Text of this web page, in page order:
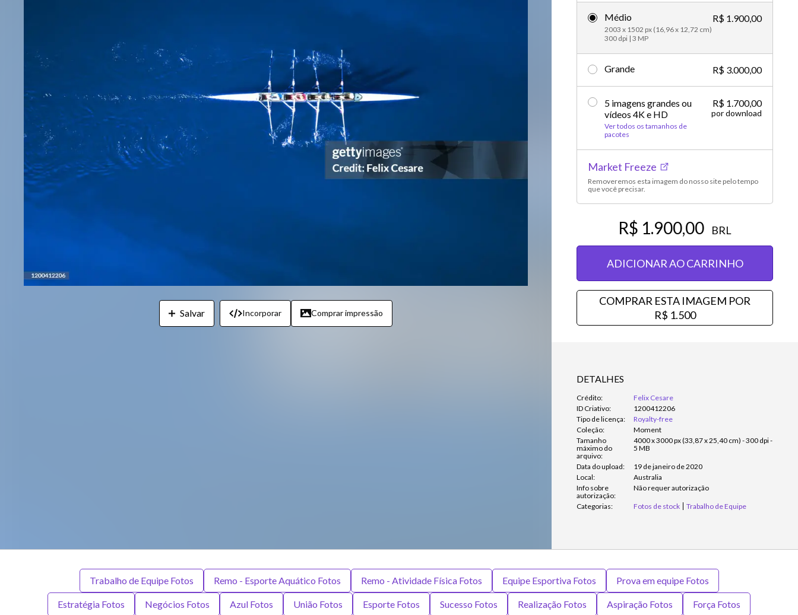
Vídeos editoriais
Salvar Incorporar Comprar impressão
Médio
2003 x 1502 px (16,96 x 12,72 cm)
300 dpi | 3 MP
R$ 1.900,00
Grande R$ 3.000,00
5 imagens grandes ou
vídeos 4K e HD
Ver todos os tamanhos de
pacotes
R$ 1.700,00
por download
Market Freeze
Removeremos esta imagem do nosso site pelo tempo
que você precisar.
R$ 1.900,00 BRL
ADICIONAR AO CARRINHO
COMPRAR ESTA IMAGEM POR
R$ 1.500
DETALHES
Crédito:
Felix Cesare
ID Criativo:
1200412206
Tipo de licença:
Royalty-free
Coleção:
Moment
Tamanho
máximo do
arquivo:
4000 x 3000 px (33,87 x 25,40 cm) - 300 dpi -
5 MB
Data do upload:
19 de janeiro de 2020
Local:
Australia
Info sobre
autorização:
Não requer autorização
Categorias: Fotos de stock Trabalho de Equipe
Trabalho de Equipe Fotos Remo - Esporte Aquático Fotos Remo - Atividade Física Fotos Equipe Esportiva Fotos Prova em equipe Fotos
Estratégia Fotos Negócios Fotos Azul Fotos União Fotos Esporte Fotos Sucesso Fotos Realização Fotos Aspiração Fotos Força Fotos